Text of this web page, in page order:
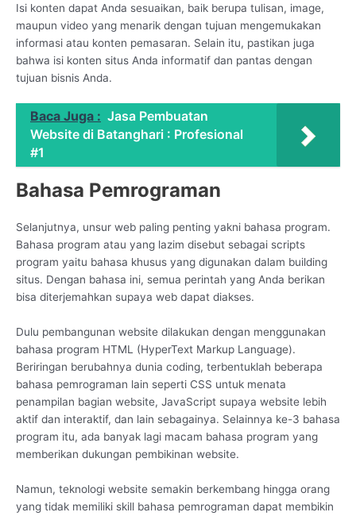
Isi konten dapat Anda sesuaikan, baik berupa tulisan, image,
maupun video yang menarik dengan tujuan mengemukakan
informasi atau konten pemasaran. Selain itu, pastikan juga
bahwa isi konten situs Anda informatif dan pantas dengan
tujuan bisnis Anda.
Baca Juga : Jasa Pembuatan
Website di Batanghari : Profesional
#1
Bahasa Pemrograman
Selanjutnya, unsur web paling penting yakni bahasa program.
Bahasa program atau yang lazim disebut sebagai scripts
program yaitu bahasa khusus yang digunakan dalam building
situs. Dengan bahasa ini, semua perintah yang Anda berikan
bisa diterjemahkan supaya web dapat diakses.
Dulu pembangunan website dilakukan dengan menggunakan
bahasa program HTML (HyperText Markup Language).
Beriringan berubahnya dunia coding, terbentuklah beberapa
bahasa pemrograman lain seperti CSS untuk menata
penampilan bagian website, JavaScript supaya website lebih
aktif dan interaktif, dan lain sebagainya. Selainnya ke-3 bahasa
program itu, ada banyak lagi macam bahasa program yang
memberikan dukungan pembikinan website.
Namun, teknologi website semakin berkembang hingga orang
yang tidak memiliki skill bahasa pemrograman dapat membikin